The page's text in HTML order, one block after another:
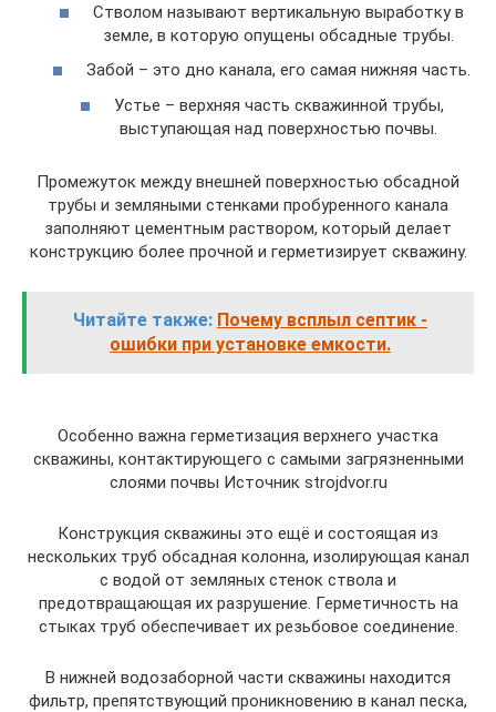
Стволом называют вертикальную выработку в
земле, в которую опущены обсадные трубы.
Забой – это дно канала, его самая нижняя часть.
Устье – верхняя часть скважинной трубы,
выступающая над поверхностью почвы.
Промежуток между внешней поверхностью обсадной
трубы и земляными стенками пробуренного канала
заполняют цементным раствором, который делает
конструкцию более прочной и герметизирует скважину.
Читайте также: Почему всплыл септик -
ошибки при установке емкости.
Особенно важна герметизация верхнего участка
скважины, контактирующего с самыми загрязненными
слоями почвы Источник strojdvor.ru
Конструкция скважины это ещё и состоящая из
нескольких труб обсадная колонна, изолирующая канал
с водой от земляных стенок ствола и
предотвращающая их разрушение. Герметичность на
стыках труб обеспечивает их резьбовое соединение.
В нижней водозаборной части скважины находится
фильтр, препятствующий проникновению в канал песка,